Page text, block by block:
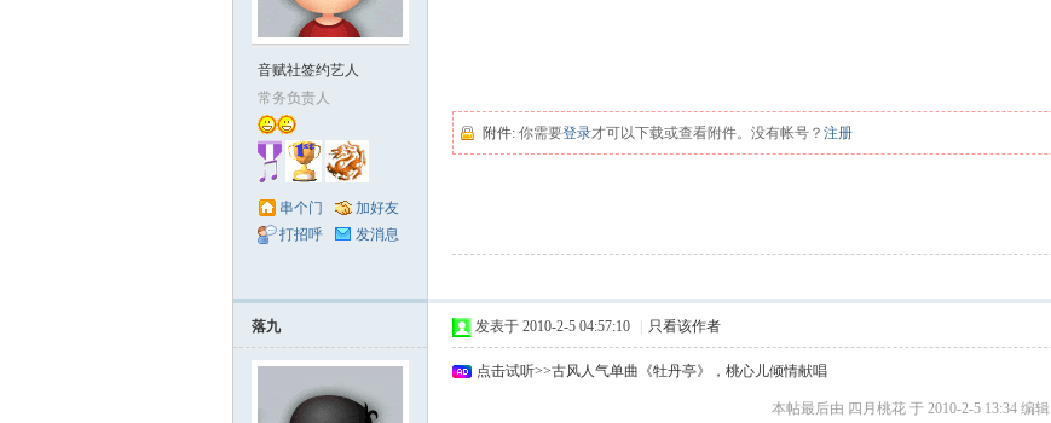
音赋社签约艺人
常务负责人
串个门
加好友
打招呼
发消息
附件: 你需要登录才可以下载或查看附件。没有帐号？ 注册
落九 发表于 2010-2-5 04:57:10 只看该作者
点击试听>>古风人气单曲《牡丹亭》，桃心儿倾情献唱
本帖最后由 四月桃花 于 2010-2-5 13:34 编辑